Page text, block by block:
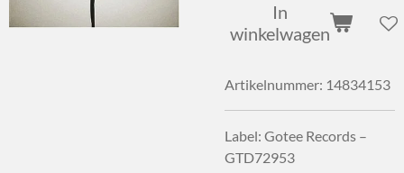
In
winkelwagen
Artikelnummer: 14834153
Label: Gotee Records –
GTD72953